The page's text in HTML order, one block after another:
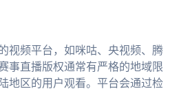
视频平台，如咪咕、央视频、腾
事直播版权通常有严格的地域限
地区的用户观看。平台会通过检